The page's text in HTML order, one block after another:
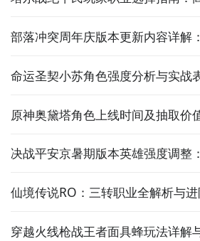
部落冲突周年庆版本更新内容详解
命运圣契小苏角色强度分析与实战
原神奥黛塔角色上线时间及抽取价
决战平安京暑期版本英雄强度调整
仙境传说RO：三转职业全解析与
穿越火线枪战王者面具蜂玩法详解